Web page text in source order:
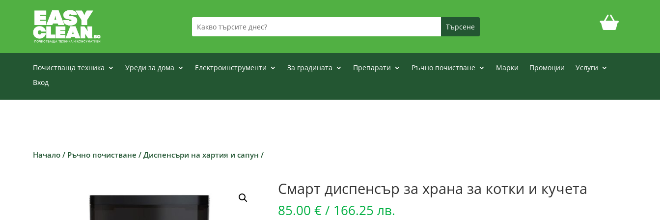
Почистваща техника Уреди за дома Електроинструменти За градината Препарати Ръчно почистване Марки Промоции
Услуги
Вход
Начало / Ръчно почистване /Диспенсъри на хартия и сапун /
Смарт диспенсър за храна за котки и кучета
85.00 €/ 166.25 лв.